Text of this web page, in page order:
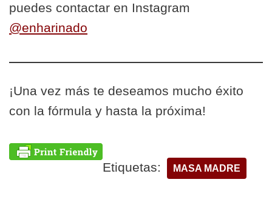
puedes contactar en Instagram
@enharinado
¡Una vez más te deseamos mucho éxito
con la fórmula y hasta la próxima!
Etiquetas: MASA MADRE